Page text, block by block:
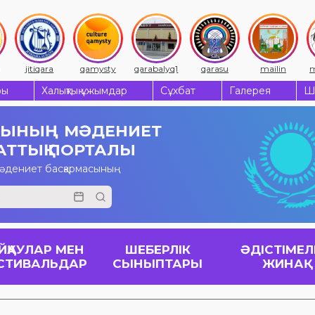
jitiqara qamysty qarabalyq1 qarasu mailin
Халықтық ұжымдар Сұхбат Галерея
МӘДЕНИЕТ
ПОРТАЛЫ
басқармасының
МЕН
ШЕБЕРЛІК
СЫНЫПТАРЫ
ЖИНАҚ